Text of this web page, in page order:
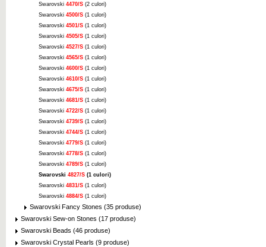
Swarovski 4470/S (2 culori)
Swarovski 4500/S (1 culori)
Swarovski 4501/S (1 culori)
Swarovski 4505/S (1 culori)
Swarovski 4527/S (1 culori)
Swarovski 4565/S (1 culori)
Swarovski 4600/S (1 culori)
Swarovski 4610/S (1 culori)
Swarovski 4675/S (1 culori)
Swarovski 4681/S (1 culori)
Swarovski 4722/S (1 culori)
Swarovski 4739/S (1 culori)
Swarovski 4744/S (1 culori)
Swarovski 4779/S (1 culori)
Swarovski 4778/S (1 culori)
Swarovski 4789/S (1 culori)
Swarovski 4827/S (1 culori)
Swarovski 4831/S (1 culori)
Swarovski 4884/S (1 culori)
Swarovski Fancy Stones (35 produse)
Swarovski Sew-on Stones (17 produse)
Swarovski Beads (46 produse)
Swarovski Crystal Pearls (9 produse)